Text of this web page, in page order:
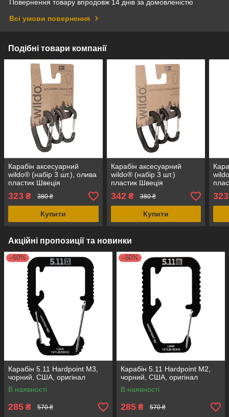
Повернення товару впродовж 14 днів за домовленістю
Всі умови повернення
Подібні товари компанії
Карабін аксесуарний
wildo® (набір 3 шт.), олива
пластик Швеція
323 ₴ 380 ₴
Купити
Карабін аксесуарний
wildo® (набір 3 шт.)
пластик Швеція
342₴ 380 ₴
Купити
323
Акційні пропозиції та новинки
–50%
Карабін 5.11 Hardpoint M3,
чорний, США, оригінал
В наявності
285 ₴ 570 ₴
–50%
Карабін 5.11 Hardpoint M2,
чорний, США, оригінал
В наявності
285 ₴ 570 ₴